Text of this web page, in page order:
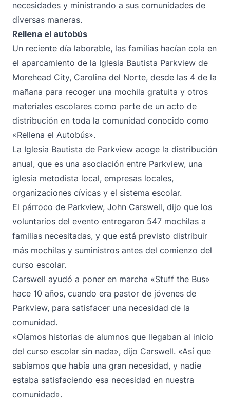
necesidades y ministrando a sus comunidades de
diversas maneras.
Rellena el autobús
Un reciente día laborable, las familias hacían cola en
el aparcamiento de la Iglesia Bautista Parkview de
Morehead City, Carolina del Norte, desde las 4 de la
mañana para recoger una mochila gratuita y otros
materiales escolares como parte de un acto de
distribución en toda la comunidad conocido como
«Rellena el Autobús».
La Iglesia Bautista de Parkview acoge la distribución
anual, que es una asociación entre Parkview, una
iglesia metodista local, empresas locales,
organizaciones cívicas y el sistema escolar.
El párroco de Parkview, John Carswell, dijo que los
voluntarios del evento entregaron 547 mochilas a
familias necesitadas, y que está previsto distribuir
más mochilas y suministros antes del comienzo del
curso escolar.
Carswell ayudó a poner en marcha «Stuff the Bus»
hace 10 años, cuando era pastor de jóvenes de
Parkview, para satisfacer una necesidad de la
comunidad.
«Oíamos historias de alumnos que llegaban al inicio
del curso escolar sin nada», dijo Carswell. «Así que
sabíamos que había una gran necesidad, y nadie
estaba satisfaciendo esa necesidad en nuestra
comunidad».